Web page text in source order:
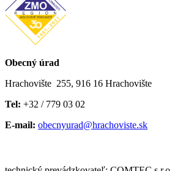
Obecný úrad
Hrachovište 255, 916 16 Hrachovište
Tel: +32 / 779 03 02
E-mail: obecnyurad@hrachoviste.sk